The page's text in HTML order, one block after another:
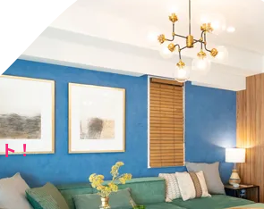
！